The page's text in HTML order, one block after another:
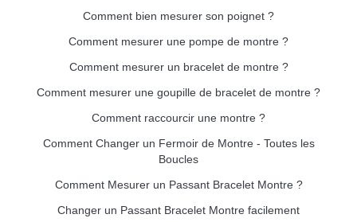
Comment bien mesurer son poignet ?
Comment mesurer une pompe de montre ?
Comment mesurer un bracelet de montre ?
Comment mesurer une goupille de bracelet de montre ?
Comment raccourcir une montre ?
Comment Changer un Fermoir de Montre - Toutes les
Boucles
Comment Mesurer un Passant Bracelet Montre ?
Changer un Passant Bracelet Montre facilement